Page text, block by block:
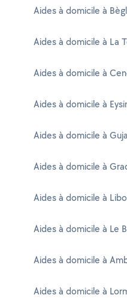
Aides à domicile à
Aides à domicile à La
Aides à domicile à
Aides à domicile à
Aides à domicile à
Aides à domicile à
Aides à domicile à
Aides à domicile à Le
Aides à domicile à
Aides à domicile à